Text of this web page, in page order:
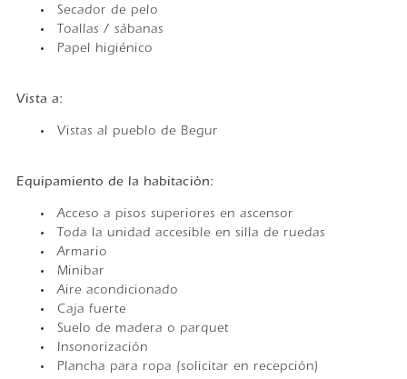
Secador de pelo
Toallas / sábanas
Papel higiénico
Vista a:
Vistas al pueblo de Begur
Equipamiento de la habitación: ​
Acceso a pisos superiores en ascensor
Toda la unidad accesible en silla de ruedas
Armario
Minibar
Aire acondicionado
Caja fuerte
Suelo de madera o parquet
Insonorización
Plancha para ropa (solicitar en recepción)